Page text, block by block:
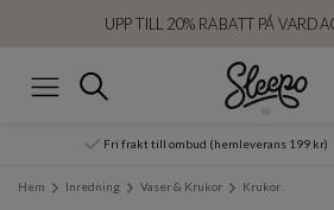
UPP TILL 20% RABATT PÅ
Sök
Fri frakt till ombud (hemleverans 199 kr)
Hem Inredning Vaser & Krukor Krukor